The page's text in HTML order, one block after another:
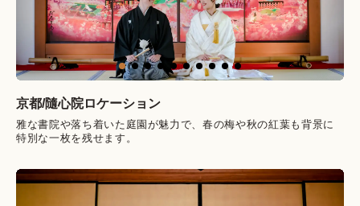
京都/隨心院ロケーション
雅な書院や落ち着いた庭園が魅力で、春の梅や秋の紅葉も背景に
特別な一枚を残せます。